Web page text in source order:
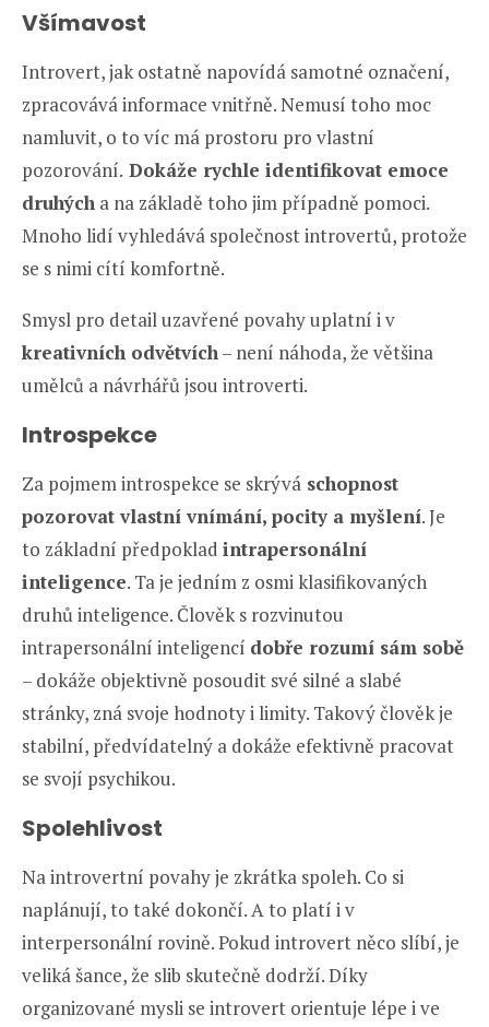
Všímavost
Introvert, jak ostatně napovídá samotné označení,
zpracovává informace vnitřně. Nemusí toho moc
namluvit, o to víc má prostoru pro vlastní
pozorování. Dokáže rychle identifikovat emoce
druhých a na základě toho jim případně pomoci.
Mnoho lidí vyhledává společnost introvertů, protože
se s nimi cítí komfortně.
Smysl pro detail uzavřené povahy uplatní i v
kreativních odvětvích– není náhoda, že většina
umělců a návrhářů jsou introverti.
Introspekce
Za pojmem introspekce se skrývá schopnost
pozorovat vlastní vnímání, pocity a myšlení. Je
to základní předpoklad intrapersonální
inteligence. Ta je jedním z osmi klasifikovaných
druhů inteligence. Člověk s rozvinutou
intrapersonální inteligencí dobře rozumí sám sobě
– dokáže objektivně posoudit své silné a slabé
stránky, zná svoje hodnoty i limity. Takový člověk je
stabilní, předvídatelný a dokáže efektivně pracovat
se svojí psychikou.
Spolehlivost
Na introvertní povahy je zkrátka spoleh. Co si
naplánují, to také dokončí. A to platí i v
interpersonální rovině. Pokud introvert něco slíbí, je
veliká šance, že slib skutečně dodrží. Díky
organizované mysli se introvert orientuje lépe i ve